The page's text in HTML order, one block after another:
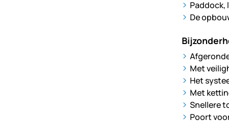
Paddock,
De
Met
Het
Met
Snellere
Poort